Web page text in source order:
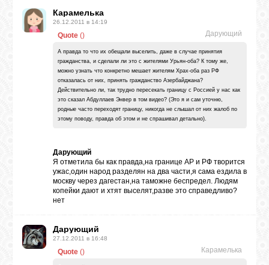
VK Карамелька
26.12.2011 в 14:19
Quote ( Дарующий
)
А правда то что их обещали выселить, даже в случае принятия
гражданства, и сделали ли это с жителями Урьян-оба? К тому же,
можно узнать что конкретно мешает жителям Храх-оба раз РФ
отказалась от них, принять гражданство Азербайджана?
Действительно ли, так трудно пересекать границу с Россией у нас как
это сказал Абдуллаев Энвер в том видео? (Это я и сам уточню,
родные часто переходят границу, никогда не слышал от них жалоб по
этому поводу, правда об этом и не спрашивал детально).
Дарующий
Я отметила бы как правда,на границе АР и РФ творится
ужас,один народ разделян на два части,я сама ездила в
москву через дагестан,на таможне беспредел. Людям
копейки дают и хтят выселят,разве это справедливо?
нет
Дарующий
27.12.2011 в 16:48
Quote ( Карамелька
)